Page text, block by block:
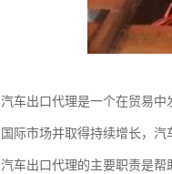
汽车出口代理是一个在贸易
国际市场并取得持续增长，
汽车出口代理的主要职责是